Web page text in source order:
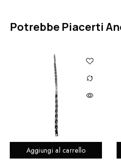
Potrebbe Piacerti
Aggiungi al carrello